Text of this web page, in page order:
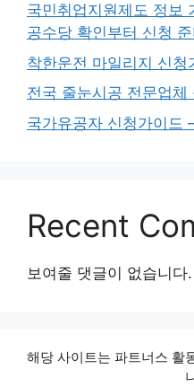
국민취업지원제도 정보
공수당 확인부터 신청 준
착한운전 마일리지 신청
전국 줄눈시공 전문업
국가유공자 신청가이드
Recent
보여줄 댓글이 없습니다.
해당 사이트는 파트너스 활